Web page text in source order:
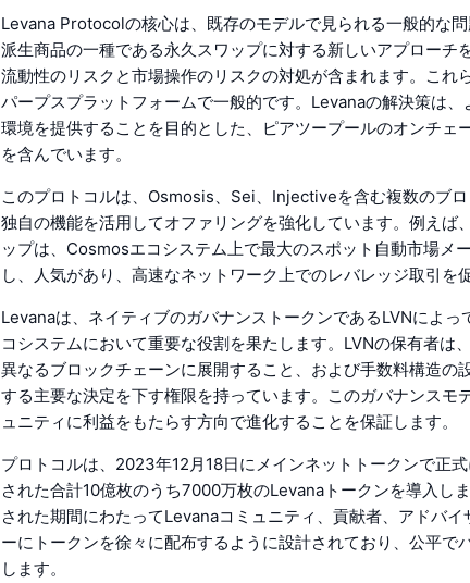
Levana Protocolの核心は、既存のモデルで見られる一般的な
派生商品の一種である永久スワップに対する新しいアプローチ
流動性のリスクと市場操作のリスクの対処が含まれます。これ
パープスプラットフォームで一般的です。Levanaの解決策は
環境を提供することを目的とした、ピアツープールのオンチェ
を含んでいます。
このプロトコルは、Osmosis、Sei、Injectiveを含む複数のブ
独自の機能を活用してオファリングを強化しています。例えば
ップは、Cosmosエコシステム上で最大のスポット自動市場メ
し、人気があり、高速なネットワーク上でのレバレッジ取引を
Levanaは、ネイティブのガバナンストークンであるLVNによ
コシステムにおいて重要な役割を果たします。LVNの保有者は
異なるブロックチェーンに展開すること、および手数料構造の
する主要な決定を下す権限を持っています。このガバナンスモ
ュニティに利益をもたらす方向で進化することを保証します。
プロトコルは、2023年12月18日にメインネットトークンで正
された合計10億枚のうち7000万枚のLevanaトークンを導入し
された期間にわたってLevanaコミュニティ、貢献者、アドバ
ーにトークンを徐々に配布するように設計されており、公平で
します。